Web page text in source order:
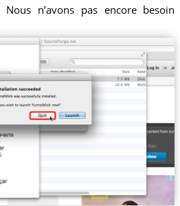
n’avons pas encore besoin